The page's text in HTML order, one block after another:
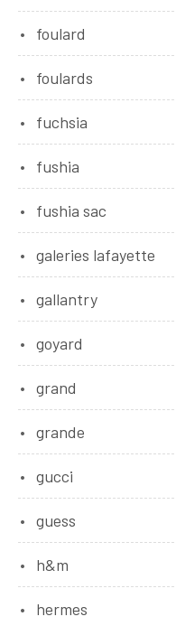
foulard
foulards
fuchsia
fushia
fushia sac
galeries lafayette
gallantry
goyard
grand
grande
gucci
guess
h&m
hermes